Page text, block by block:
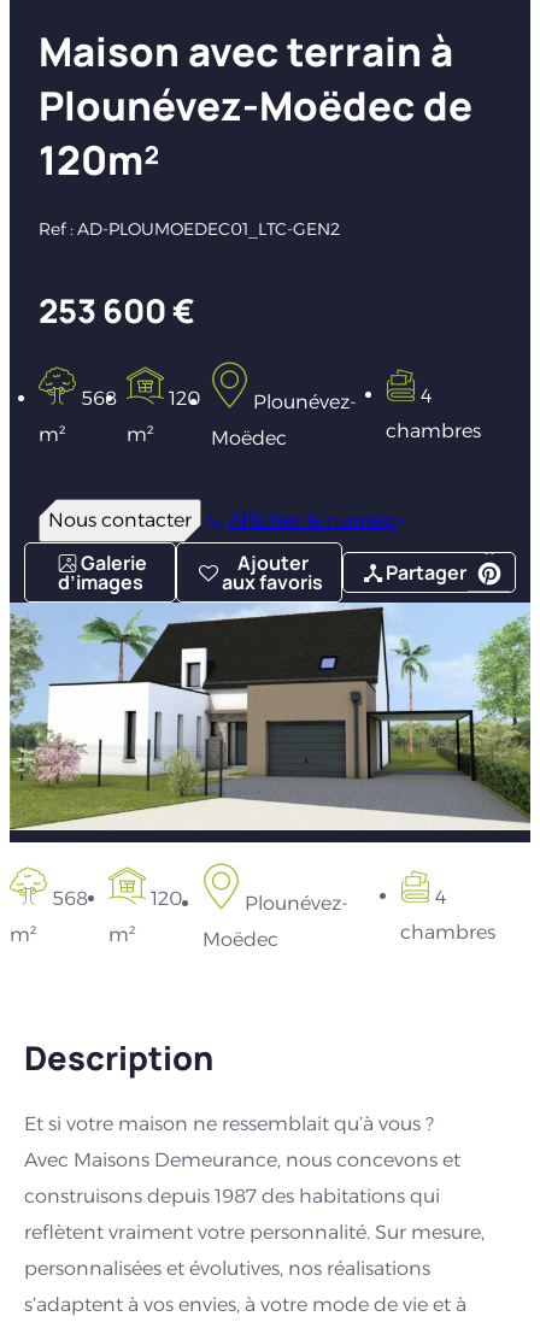
Maison avec terrain à
Plounévez-Moëdec de
120m²
Ref : AD-PLOUMOEDEC01_LTC-GEN2
253 600 €
568
m²
120
m²
Plounévez-
Moëdec
4
chambres
Nous contacter Afficher le numéro
Galerie
d’images
Ajouter
aux favoris Partager
568
m²
120
m²
Plounévez-
Moëdec
4
chambres
Description
Et si votre maison ne ressemblait qu’à vous ?
Avec Maisons Demeurance, nous concevons et
construisons depuis 1987 des habitations qui
reflètent vraiment votre personnalité. Sur mesure,
personnalisées et évolutives, nos réalisations
s’adaptent à vos envies, à votre mode de vie et à